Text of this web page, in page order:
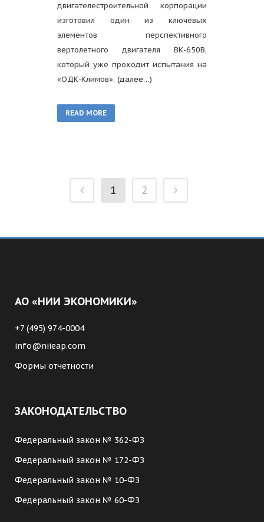
двигателестроительной корпорации
изготовил один из ключевых
элементов перспективного
вертолетного двигателя ВК-650В,
который уже проходит испытания на
«ОДК-Климов». (далее…)
READ MORE
1 2
АО «НИИ ЭКОНОМИКИ»
+7 (495) 974-0004
info@niieap.com
Формы отчетности
ЗАКОНОДАТЕЛЬСТВО
Федеральный закон № 362-ФЗ
Федеральный закон № 172-ФЗ
Федеральный закон № 10-ФЗ
Федеральный закон № 60-ФЗ